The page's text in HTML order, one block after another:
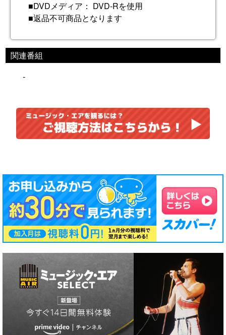
■DVDメディア： DVD-Rを使用
■返品不可商品となります
関連番組
-